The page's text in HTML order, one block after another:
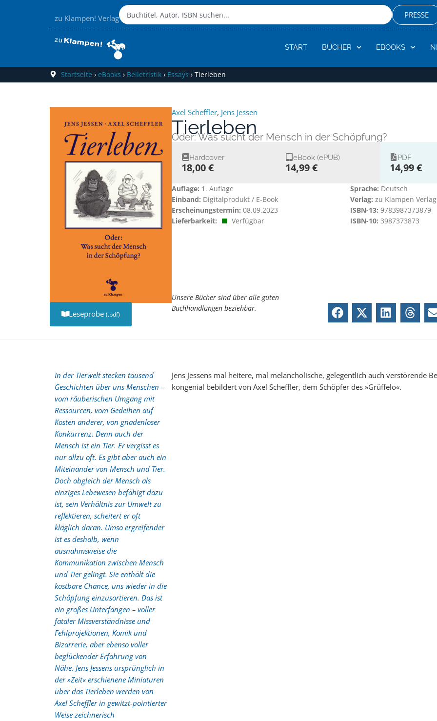
zu Klampen! Verlag PRESSE
START BÜCHER EBOOKS
Startseite › eBooks › Belletristik› Essays › Tierleben
Axel Scheffler, Jens Jessen
Tierleben
Oder: Was sucht der Mensch in der Schöpfung?
Hardcover
18,00 €
eBook (ePUB)
14,99 €
PDF
14,99 €
Auflage: 1. Auflage
Einband: Digitalprodukt / E-Book
Erscheinungstermin: 08.09.2023
Lieferbarkeit:
Verfügbar
Sprache: Deutsch
Verlag: zu Klampen Verlag
ISBN-13: 9783987373879
ISBN-10: 3987373873
Leseprobe (.pdf)
Unsere Bücher sind über alle guten
Buchhandlungen beziehbar.
In der Tierwelt stecken tausend
Geschichten über uns Menschen –
vom räuberischen Umgang mit
Ressourcen, vom Gedeihen auf
Kosten anderer, von gnadenloser
Konkurrenz. Denn auch der
Mensch ist ein Tier. Er vergisst es
nur allzu oft. Es gibt aber auch ein
Miteinander von Mensch und Tier.
Doch obgleich der Mensch als
einziges Lebewesen befähigt dazu
ist, sein Verhältnis zur Umwelt zu
reflektieren, scheitert er oft
kläglich daran. Umso ergreifender
ist es deshalb, wenn
ausnahmsweise die
Kommunikation zwischen Mensch
und Tier gelingt. Sie enthält die
kostbare Chance, uns wieder in die
Schöpfung einzusortieren. Das ist
ein großes Unterfangen – voller
fataler Missverständnisse und
Fehlprojektionen, Komik und
Bizarrerie, aber ebenso voller
beglückender Erfahrung von
Nähe. Jens Jessens ursprünglich in
der »Zeit« erschienene Miniaturen
über das Tierleben werden von
Axel Scheffler in gewitzt-pointierter
Weise zeichnerisch
Jens Jessens mal heitere, mal melancholische, gelegentlich auch verstörende
kongenial bebildert von Axel Scheffler, dem Schöpfer des »Grüffelo«.